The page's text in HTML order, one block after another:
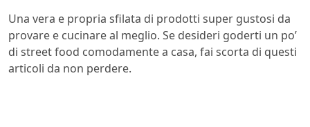
Una vera e propria sfilata di prodotti super gustosi da
provare e cucinare al meglio. Se desideri goderti un po’
di street food comodamente a casa, fai scorta di questi
articoli da non perdere.